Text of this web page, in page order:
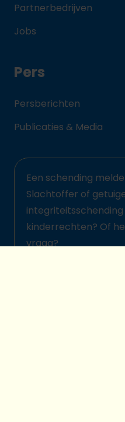
Partnerbedrijven
Jobs
Pers
Persberichten
Publicaties & Media
Een schending
Slachtoffer of
kinderrechten? Of
vraag?